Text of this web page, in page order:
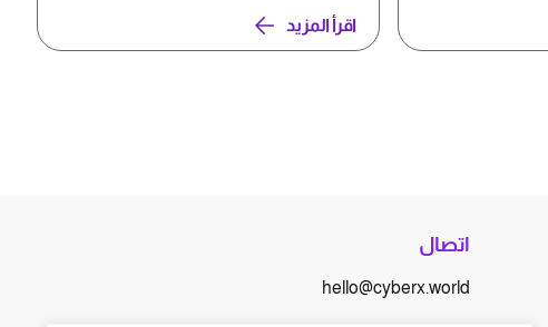
اقرأ المزيد
اتصال
hello@cyberx.world